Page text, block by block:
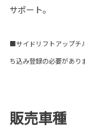
サポート。
■サイドリフトアップチ
ち込み登録の必要があり
販売車種